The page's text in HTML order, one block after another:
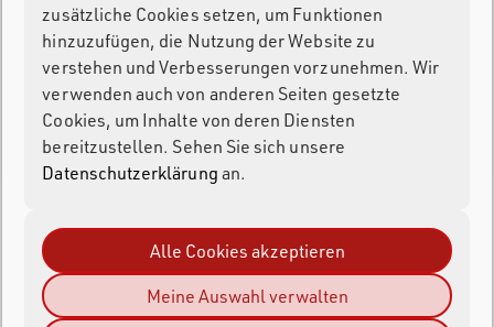
Hardware Tech Docs
Entwickler
Fragen & Antworten
zusätzliche Cookies setzen, um Funktionen
hinzuzufügen, die Nutzung der Website zu
verstehen und Verbesserungen vorzunehmen. Wir
verwenden auch von anderen Seiten gesetzte
Cookies, um Inhalte von deren Diensten
bereitzustellen. Sehen Sie sich unsere
Datenschutzerklärungan.
Alle Cookies akzeptieren
Meine Auswahl verwalten